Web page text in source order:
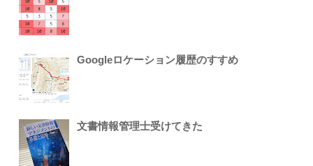
Googleロケーション履歴のすすめ
文書情報管理士受けてきた